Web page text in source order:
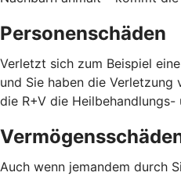
Personenschäden
Verletzt sich zum Beispiel
und Sie haben die Verletzung
die R+V die Heilbehandlungs-
Auch wenn jemandem durch